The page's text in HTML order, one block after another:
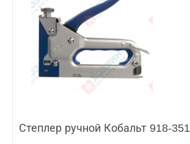
Степлер ручной Кобальт 918-351